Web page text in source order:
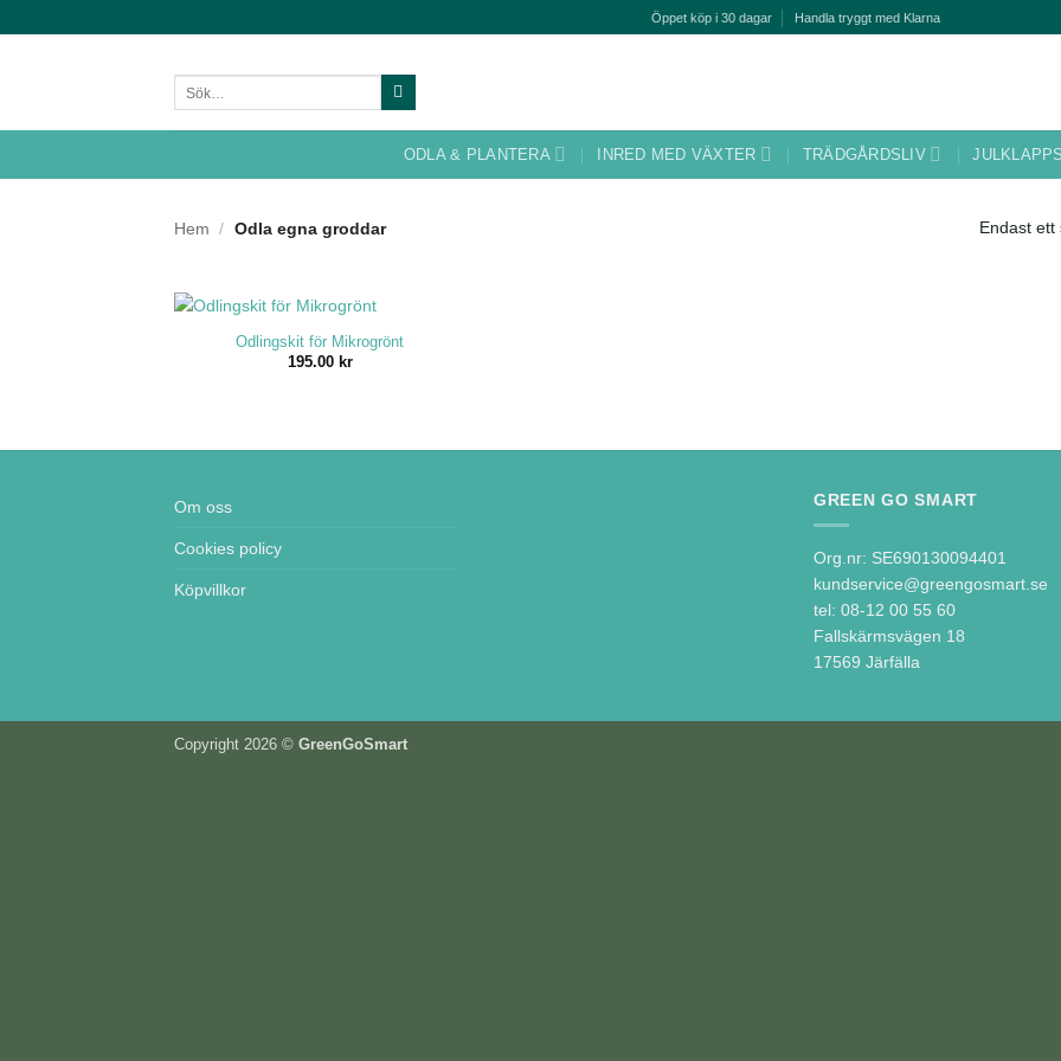
to
Öppet köp i 30 dagar Handla tryggt med Klarna
ODLA & PLANTERA INRED MED VÄXTER TRÄDGÅRDSLIV
Hem / Odla egna groddar Endast ett
+
Odlingskit för Mikrogrönt
195.00 kr
Om oss
Cookies policy
Köpvillkor
GREEN GO SMART
Org.nr: SE690130094401
kundservice@greengosmart.se
tel: 08-12 00 55 60
Fallskärmsvägen 18
17569 Järfälla
Copyright 2026 © GreenGoSmart